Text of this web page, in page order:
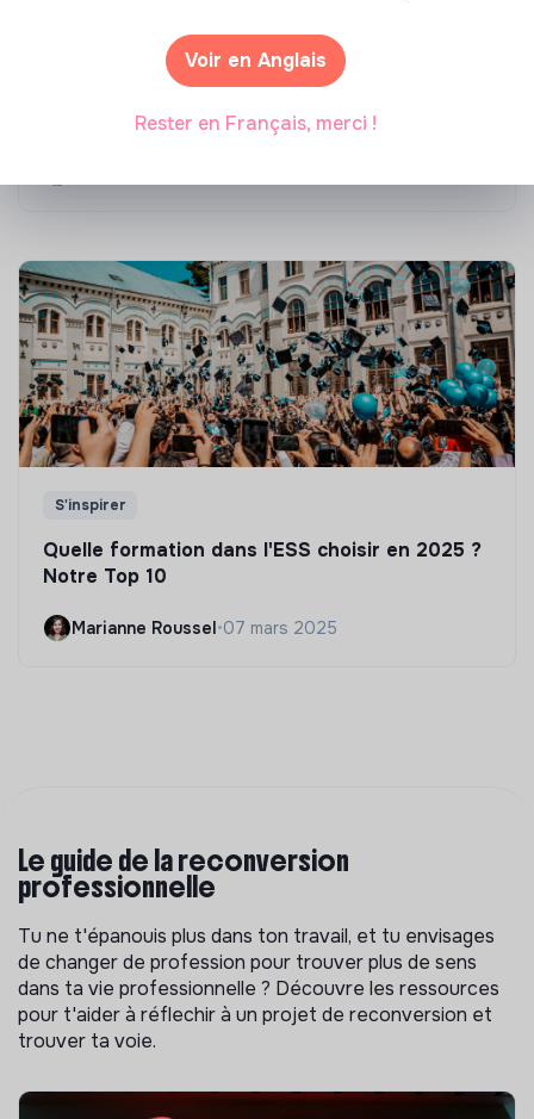
Compétences & formations
Top 8 des formations en rénovation
énergétique des bâtiments
S'inspirer
Quelle formation dans l'ESS choisir en 2025 ?
Notre Top 10
Marianne Roussel•07 mars 2025
Le guide de la reconversion
professionnelle
Tu ne t'épanouis plus dans ton travail, et tu envisages
de changer de profession pour trouver plus de sens
dans ta vie professionnelle ? Découvre les ressources
pour t'aider à réflechir à un projet de reconversion et
trouver ta voie.
Voir en Anglais
Rester en Français, merci !